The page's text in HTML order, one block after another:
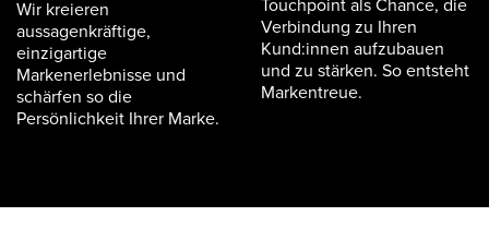
Wir kreieren
aussagenkräftige,
einzigartige
Markenerlebnisse und
schärfen so die
Persönlichkeit Ihrer Marke.
Verbindung zu Ihren
Kund:innen aufzubauen
und zu stärken. So entsteht
Markentreue.